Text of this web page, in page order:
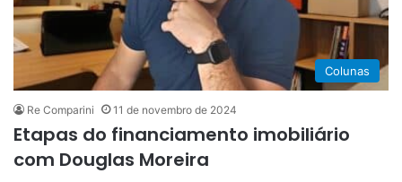
Colunas
Re Comparini 11 de novembro de 2024
Etapas do financiamento imobiliário
com Douglas Moreira